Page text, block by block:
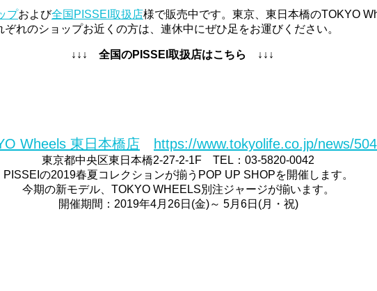
プおよび全国PISSEI取扱店様で販売中です。東京、東日本橋のTOKYO
れのショップお近くの方は、連休中にぜひ足をお運びください。
↓↓↓ 全国のPISSEI取扱店はこちら ↓↓↓
Wheels 東日本橋店 https://www.tokyolife.co.jp/news/
東京都中央区東日本橋2-27-2-1F TEL：03-5820-0042
PISSEIの2019春夏コレクションが揃うPOP UP SHOPを開催します。
今期の新モデル、TOKYO WHEELS別注ジャージが揃います。
開催期間：2019年4月26日(金)～ 5月6日(月・祝)